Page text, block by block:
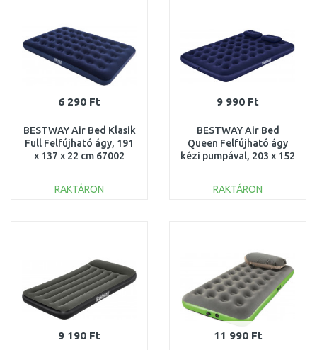
6 290 Ft
BESTWAY Air Bed Klasik
Full Felfújható ágy, 191
x 137 x 22 cm 67002
RAKTÁRON
9 990 Ft
BESTWAY Air Bed
Queen Felfújható ágy
kézi pumpával, 203 x 152
RAKTÁRON
9 190 Ft 11 990 Ft